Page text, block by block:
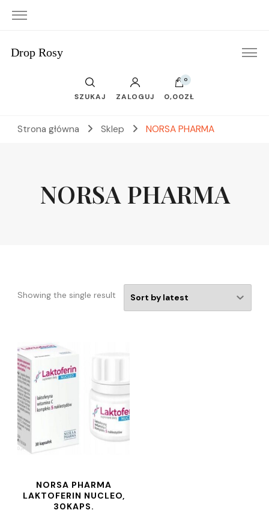
Drop Rosy
SZUKAJ ZALOGUJ
0
0,00ZŁ
Strona główna Sklep NORSA PHARMA
NORSA PHARMA
Showing the single result
NORSA PHARMA
LAKTOFERIN NUCLEO,
30KAPS.